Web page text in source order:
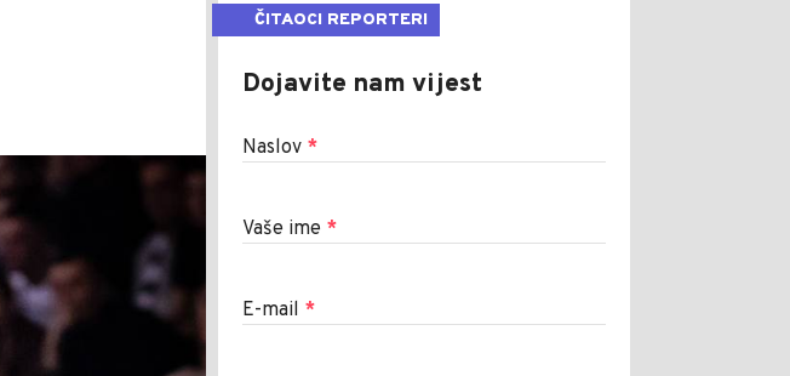
ČITAOCI REPORTERI
Dojavite nam vijest
Naslov *
Vaše ime *
E-mail *